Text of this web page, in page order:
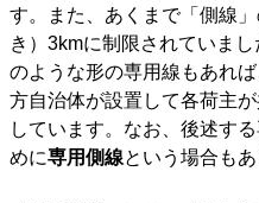
す。また、あくまで「側線
き）3kmに制限されていま
のような形の専用線もあれ
方自治体が設置して各荷主
しています。なお、後述す
めに専用側線という場合もあ